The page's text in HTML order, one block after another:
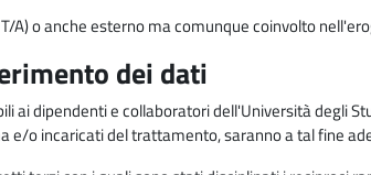
A) o anche esterno ma comunque coinvolto
dei dati
dipendenti e collaboratori dell'Università degli
o incaricati del trattamento, saranno a tal fine